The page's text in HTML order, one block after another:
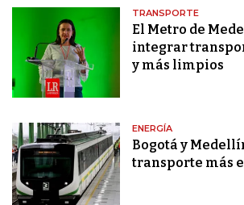
TRANSPORTE
El Metro de
integrar
y más limpios
ENERGÍA
Bogotá y
transporte más